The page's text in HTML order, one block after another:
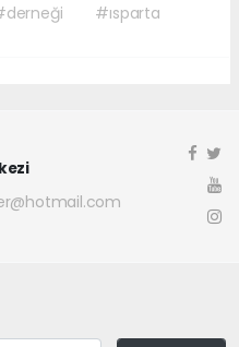
#ısparta